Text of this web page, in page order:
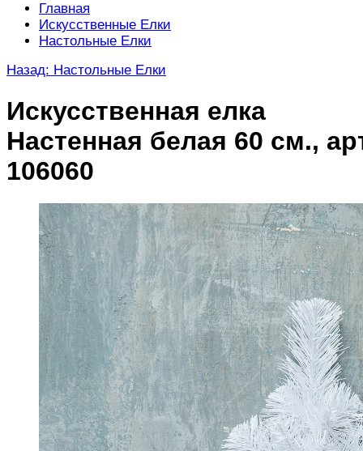
Главная
Искусственные Елки
Настольные Елки
Назад: Настольные Елки
Искусственная елка
Настенная белая 60 см.,
106060